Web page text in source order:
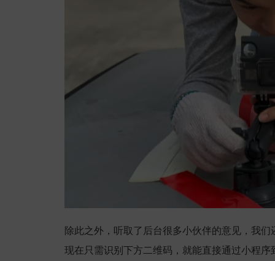
除此之外，听取了后台很多小伙伴的意见，我
现在只需识别下方二维码，就能直接通过小程